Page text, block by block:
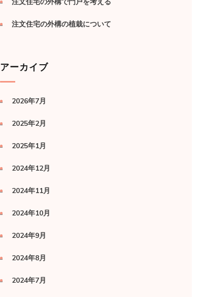
注文住宅の外構の植栽について
アーカイブ
2026年7月
2025年2月
2025年1月
2024年12月
2024年11月
2024年10月
2024年9月
2024年8月
2024年7月